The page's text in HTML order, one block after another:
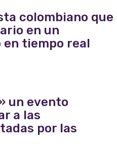
colombiano que
en un
tiempo real
un evento
a las
por las